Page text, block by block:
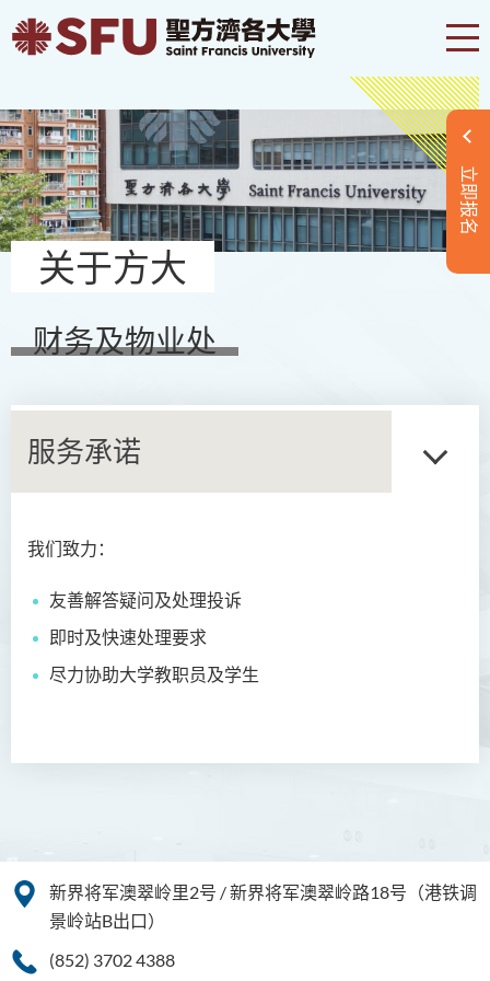
立即报名
关于方大
财务及物业处
服务承诺
我们致力：
友善解答疑问及处理投诉
即时及快速处理要求
尽力协助大学教职员及学生
使命
新界将军澳翠岭里2号 / 新界将军澳翠岭路18号（港铁调
景岭站B出口）
(852) 3702 4388